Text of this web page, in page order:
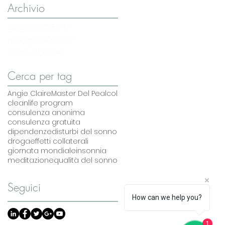
Archivio
Cerca per tag
Angie ClaireMaster Del Pealcol
cleanlife program
consulenza anonima
consulenza gratuita
dipendenzedisturbi del sonno
drogaeffetti collaterali
giornata mondialeinsonnia
meditazionequalità del sonno
Seguici
How can we help you?
1